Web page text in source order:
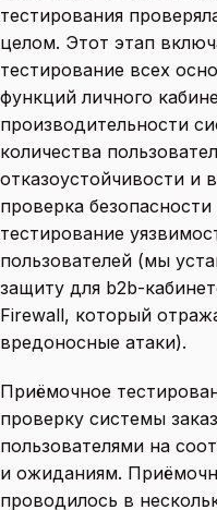
тестирования
целом. Этот этап
тестирование всех
функций личного
производительности
количества
отказоустойчивости и
проверка
тестирование
пользователей (мы
защиту для b2b-
Firewall, который
вредоносные атаки).
Приёмочное
проверку системы
пользователями на
и ожиданиям.
проводилось в